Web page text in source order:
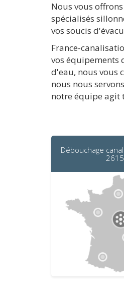
Nous vous
spécialisés
vos soucis
France-
vos équipements
d'eau, nous vous
nous nous
notre équipe agit
Débouchage